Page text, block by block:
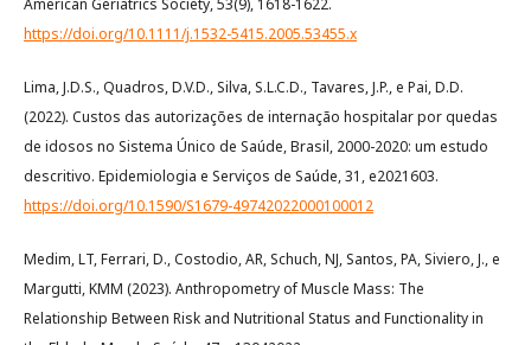
American Geriatrics Society, 53(9), 1618-1622.
https://doi.org/10.1111/j.1532-5415.2005.53455.x
Lima, J.D.S., Quadros, D.V.D., Silva, S.L.C.D., Tavares, J.P., e Pai, D.D.
(2022). Custos das autorizações de internação hospitalar por quedas
de idosos no Sistema Único de Saúde, Brasil, 2000-2020: um estudo
descritivo. Epidemiologia e Serviços de Saúde, 31, e2021603.
https://doi.org/10.1590/S1679-49742022000100012
Medim, LT, Ferrari, D., Costodio, AR, Schuch, NJ, Santos, PA, Siviero, J., e
Margutti, KMM (2023). Anthropometry of Muscle Mass: The
Relationship Between Risk and Nutritional Status and Functionality in